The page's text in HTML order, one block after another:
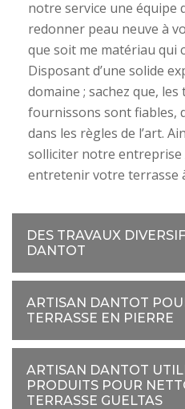
notre service une équipe
redonner peau neuve à
que soit me matériau qui
Disposant d’une solide
domaine ; sachez que,
fournissons sont fiables,
dans les règles de l’art.
solliciter notre
entretenir votre terrasse
DES TRAVAUX
DANTOT
ARTISAN DANTOT
TERRASSE EN PIERRE
ARTISAN DANTOT
PRODUITS POUR
TERRASSE GUELTAS